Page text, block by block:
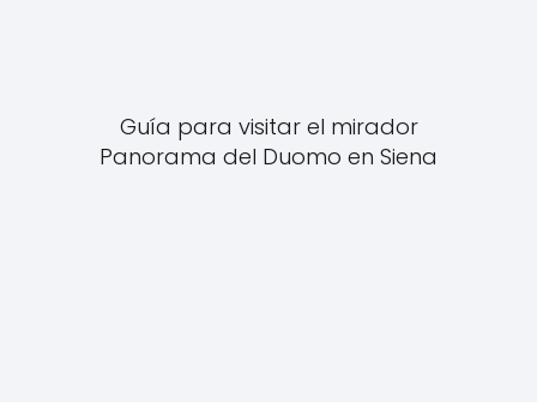
Guía para visitar el mirador
Panorama del Duomo en Siena